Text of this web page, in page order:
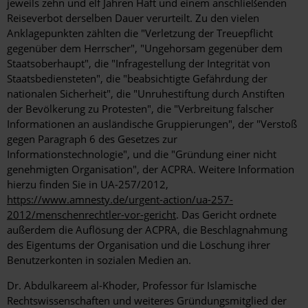
Reiseverbot derselben Dauer verurteilt. Zu den vielen
Anklagepunkten zählten die "Verletzung der Treuepflicht
gegenüber dem Herrscher", "Ungehorsam gegenüber dem
Staatsoberhaupt", die "Infragestellung der Integrität von
Staatsbediensteten", die "beabsichtigte Gefährdung der
nationalen Sicherheit", die "Unruhestiftung durch Anstiften
der Bevölkerung zu Protesten", die "Verbreitung falscher
Informationen an ausländische Gruppierungen", der "Verstoß
gegen Paragraph 6 des Gesetzes zur
Informationstechnologie", und die "Gründung einer nicht
genehmigten Organisation", der ACPRA. Weitere Information
hierzu finden Sie in UA-257/2012,
https://www.amnesty.de/urgent-action/ua-257-
2012/menschenrechtler-vor-gericht. Das Gericht ordnete
außerdem die Auflösung der ACPRA, die Beschlagnahmung
des Eigentums der Organisation und die Löschung ihrer
Benutzerkonten in sozialen Medien an.
Dr. Abdulkareem al-Khoder, Professor für Islamische
Rechtswissenschaften und weiteres Gründungsmitglied der